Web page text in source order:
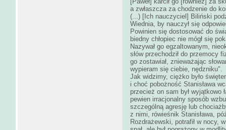
a zwłaszcza za chodzenie do
(...) [Ich nauczyciel] Biliński
Wiednia, by nauczył się
Powinien się dostosować do
biedny chłopiec nie mógł się
Nazywał go egzaltowanym,
słów przechodził do przemocy
go zostawiał, znieważając
wypieram się ciebie, nędzniku".
Jak widzimy, ciężko było
i choć pobożność Stanisława
przecież on sam był wyjątkowo
pewien irracjonalny sposób
szczególną agresję lub
z nimi, rówieśnik Stanisława,
Rozdrażewski, potrafił w nocy,